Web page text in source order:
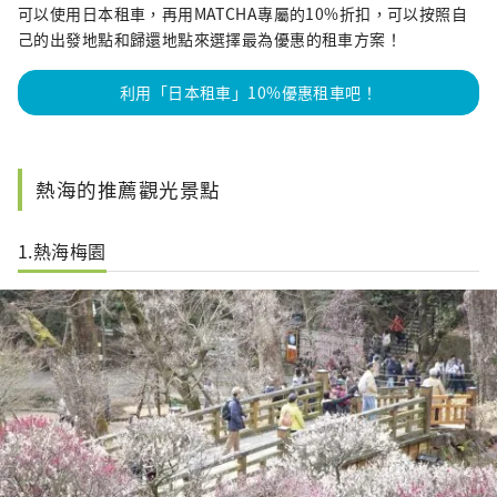
可以使用日本租車，再用MATCHA專屬的10%折扣，可以按照自
己的出發地點和歸還地點來選擇最為優惠的租車方案！
利用「日本租車」10%優惠租車吧！
熱海的推薦觀光景點
1.熱海梅園